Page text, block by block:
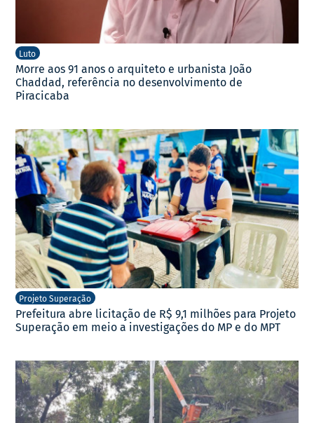
Luto
Morre aos 91 anos o arquiteto e urbanista João
Chaddad, referência no desenvolvimento de
Piracicaba
Projeto Superação
Prefeitura abre licitação de R$ 9,1 milhões para Projeto
Superação em meio a investigações do MP e do MPT